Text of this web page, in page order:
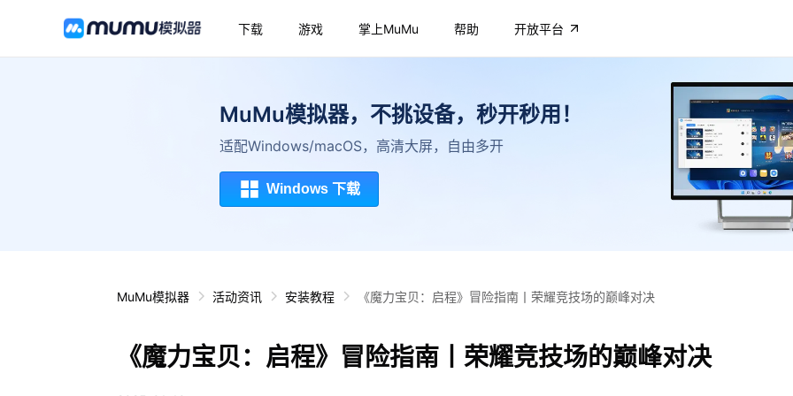
下载 游戏 掌上MuMu 帮助 开放平台
MuMu模拟器，不挑设备，秒开秒用！
适配Windows/macOS，高清大屏，自由多开
Windows 下载
MuMu模拟器 活动资讯 安装教程 《魔力宝贝：启程》冒险指南丨荣耀竞技场的巅峰对决
《魔力宝贝：启程》冒险指南丨荣耀竞技场的巅峰对决